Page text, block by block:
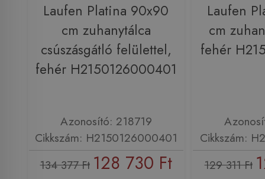
Laufen Platina 90x90
cm zuhanytálca
csúszásgátló felülettel,
fehér H2150126000401
Azonosító: 218719
Cikkszám: H2150126000401
134 377 Ft 128 730 Ft
Laufen
cm
fehér
Cikkszám:
129 311 Ft